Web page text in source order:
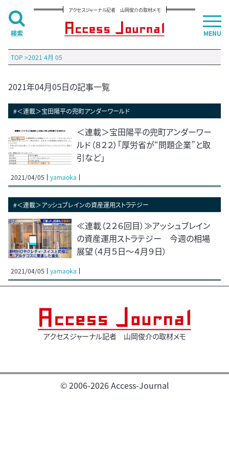
アクセスジャーナル記者 山岡俊介の取材メモ
TOP >2021 4月 05
2021年04月05日の記事一覧
#＜連載＞宝田陽平の兜町アンダーワールド
＜連載＞宝田陽平の兜町アンダーワー
ルド（８２２）「厚労省が“問題企業”と取
引など」
2021/04/05 yamaoka
#＜連載＞アッシュブレインの資産運用ストラテジー
≪連載（２２６回目）≫アッシュブレイン
の資産運用ストラテジー 今週の相場
展望（４月５日～４月９日）
2021/04/05 yamaoka
アクセスジャーナル記者 山岡俊介の取材メモ
© 2006-2026 Access-Journal
MENU
検索